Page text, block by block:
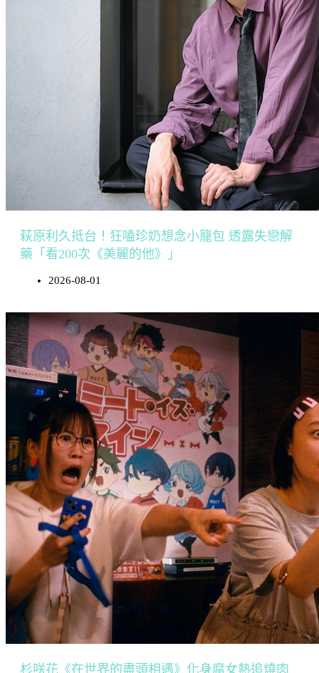
萩原利久抵台！狂嗑珍奶想念小籠包 透露失戀解
藥「看200次《美麗的他》」
2026-08-01
杉咲花《在世界的盡頭相遇》化身腐女熱追燒肉